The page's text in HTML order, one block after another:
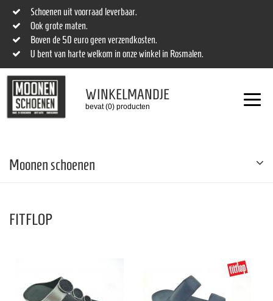
Schoenen uit voorraad leverbaar.
Ook grote maten.
Boven de 50 euro geen verzendkosten.
U bent van harte welkom in onze winkel in Rosmalen.
WINKELMANDJE
bevat (0) producten
Moonen schoenen
FITFLOP